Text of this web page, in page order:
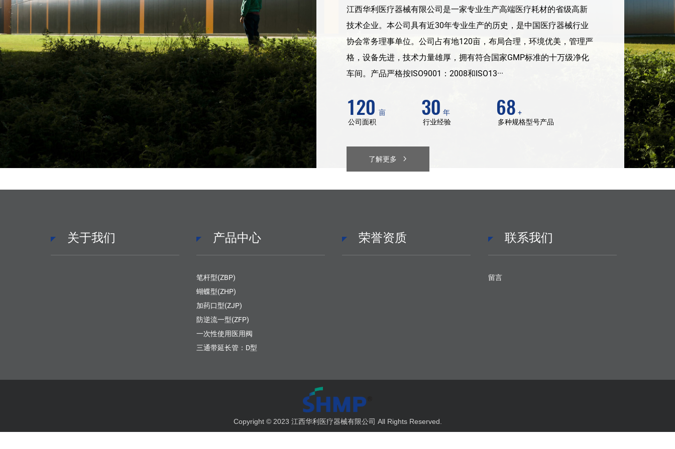
江西华利医疗器械有限公司是一家专业生产高端医疗耗材的省级高新
技术企业。本公司具有近30年专业生产的历史，是中国医疗器械行业
协会常务理事单位。公司占有地120亩，布局合理，环境优美，管理严
格，设备先进，技术力量雄厚，拥有符合国家GMP标准的十万级净化
车间。产品严格按ISO9001：2008和ISO13···
120
公司面积
30
行业经验
68
多种规格型号产品
了解更多
关于我们 产品中心
笔杆型(ZBP)
蝴蝶型(ZHP)
加药口型(ZJP)
防逆流一型(ZFP)
一次性使用医用阀
三通带延长管：D型
荣誉资质 联系我们
留言
Copyright © 2023 江西华利医疗器械有限公司 All Rights Reserved.